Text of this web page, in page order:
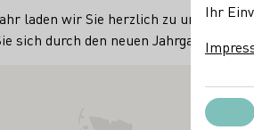
laden wir Sie herzlich zu unserer
sich durch den neuen Jahrgang.
Ihr